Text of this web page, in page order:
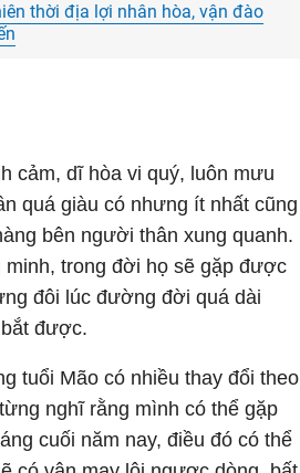
thời địa lợi nhân hòa, vận đào
cảm, dĩ hòa vi quý, luôn mưu
quá giàu có nhưng ít nhất cũng
bên người thân xung quanh.
trong đời họ sẽ gặp được
đôi lúc đường đời quá dài
được.
tuổi Mão có nhiều thay đổi theo
nghĩ rằng mình có thể gặp
cuối năm nay, điều đó có thể